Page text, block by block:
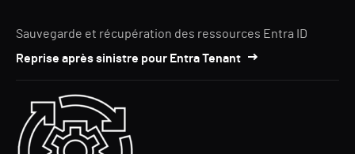
Sauvegarde et récupération des ressources Entra ID
Reprise après sinistre pour Entra Tenant